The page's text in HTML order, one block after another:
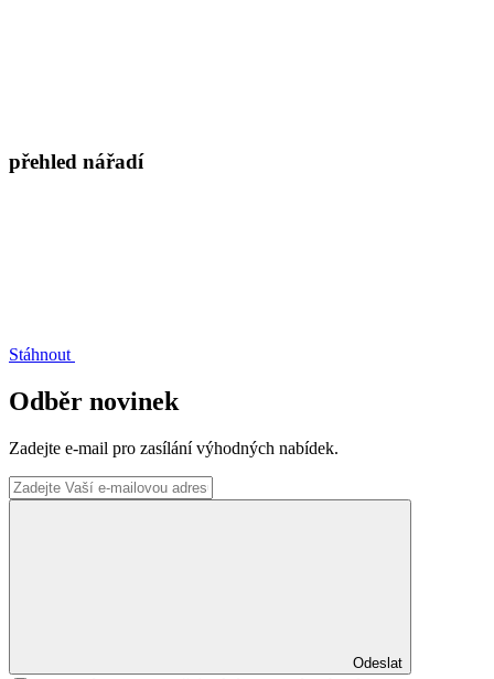
přehled nářadí
Stáhnout
Odběr novinek
Zadejte e-mail pro zasílání výhodných nabídek.
Odeslat